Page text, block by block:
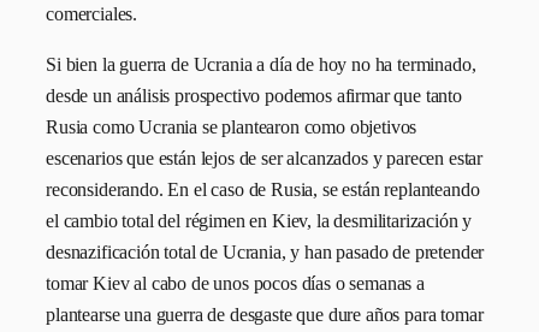
comerciales.
Si bien la guerra de Ucrania a día de hoy no ha terminado,
desde un análisis prospectivo podemos afirmar que tanto
Rusia como Ucrania se plantearon como objetivos
escenarios que están lejos de ser alcanzados y parecen estar
reconsiderando. En el caso de Rusia, se están replanteando
el cambio total del régimen en Kiev, la desmilitarización y
desnazificación total de Ucrania, y han pasado de pretender
tomar Kiev al cabo de unos pocos días o semanas a
plantearse una guerra de desgaste que dure años para tomar